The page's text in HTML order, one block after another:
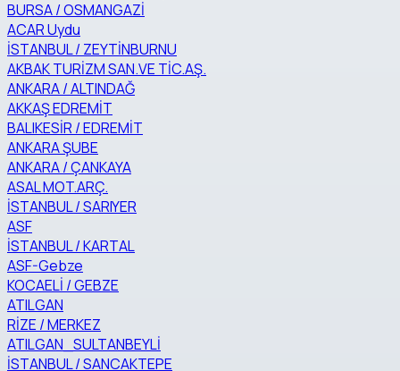
BURSA / OSMANGAZİ
ACAR Uydu
İSTANBUL / ZEYTİNBURNU
AKBAK TURİZM SAN.VE TİC.AŞ.
ANKARA / ALTINDAĞ
AKKAŞ EDREMİT
BALIKESİR / EDREMİT
ANKARA ŞUBE
ANKARA / ÇANKAYA
ASAL MOT.ARÇ.
İSTANBUL / SARIYER
ASF
İSTANBUL / KARTAL
ASF-Gebze
KOCAELİ / GEBZE
ATILGAN
RİZE / MERKEZ
ATILGAN_SULTANBEYLİ
İSTANBUL / SANCAKTEPE